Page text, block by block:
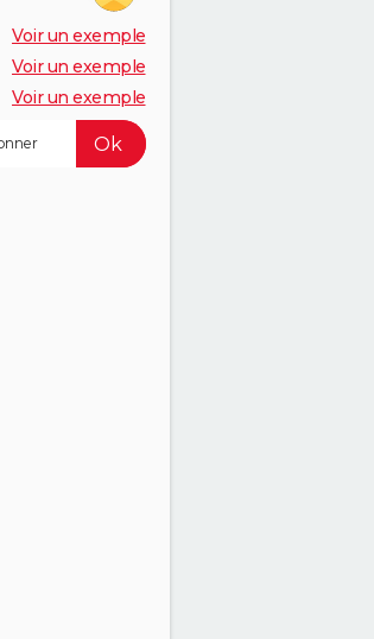
Voir un exemple
Voir un exemple
Voir un exemple